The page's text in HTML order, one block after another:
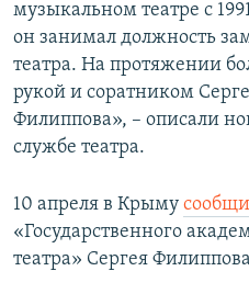
музыкальном театре с
он занимал должность
театра. На протяжении
рукой и соратником
Филиппова», – описали
службе театра.
10 апреля в Крыму
«Государственного
театра» Сергея